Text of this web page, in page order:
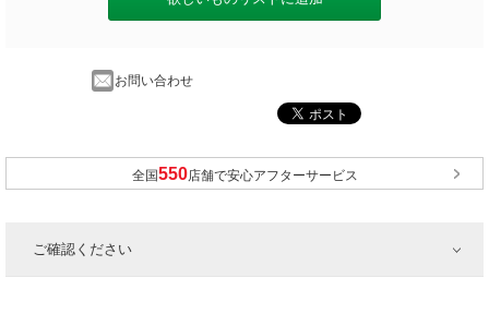
お問い合わせ
全国 店舗で安心アフターサービス
ご確認ください